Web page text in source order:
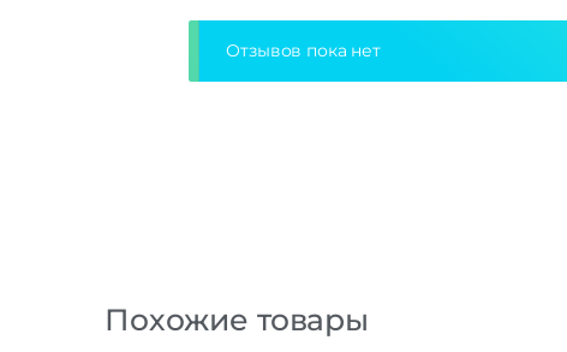
Отзывов пока нет
Похожие товары